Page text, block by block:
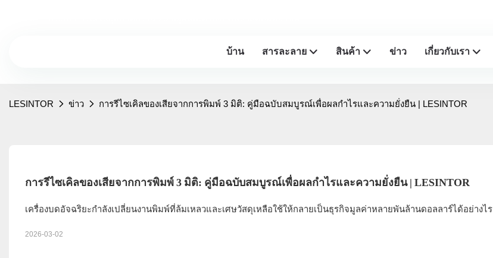
บ้าน สารละลาย สินค้า ข่าว เกี่ยวกับเรา
LESINTOR ข่าว การรีไซเคิลของเสียจากการพิมพ์ 3 มิติ: คู่มือฉบับสมบูรณ์เพื่อผลกำไรและความยั่งยืน | LESINTOR
การรีไซเคิลของเสียจากการพิมพ์ 3 มิติ: คู่มือฉบับสมบูรณ์เพื่อผลกำไรและความยั่งยืน | LESINTOR
เครื่องบดอัจฉริยะกำลังเปลี่ยนงานพิมพ์ที่ล้มเหลวและเศษวัสดุเหลือใช้ให้กลายเป็นธุรกิจมูลค่าหลายพันล้านดอลลาร์ได้อย่างไร
2026-03-02